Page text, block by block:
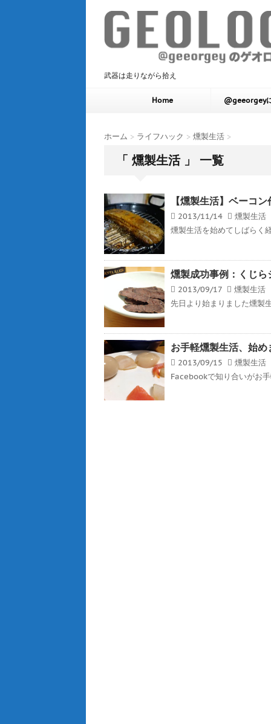
武器は走りながら拾え
Home @geeorgey
ホーム > ライフハック > 燻製生活 >
「 燻製生活 」 一覧
【燻製生活】ベーコ
2013/11/14
燻製生活
燻製生活を始めてしばらく
燻製成功事例：くじら
2013/09/17
燻製生活
先日より始まりました燻製
お手軽燻製生活、始め
2013/09/15
燻製生活
Facebookで知り合いがお